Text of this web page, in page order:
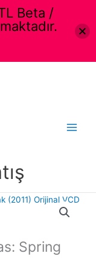
Spring
Beta /